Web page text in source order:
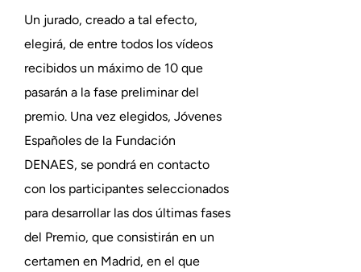
Un jurado, creado a tal efecto,
elegirá, de entre todos los vídeos
recibidos un máximo de 10 que
pasarán a la fase preliminar del
premio. Una vez elegidos, Jóvenes
Españoles de la Fundación
DENAES, se pondrá en contacto
con los participantes seleccionados
para desarrollar las dos últimas fases
del Premio, que consistirán en un
certamen en Madrid, en el que